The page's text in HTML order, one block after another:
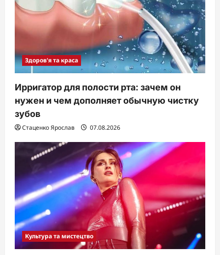
Здоров'я та краса
Ирригатор для полости рта: зачем он
нужен и чем дополняет обычную чистку
зубов
Стаценко Ярослав 07.08.2026
Культура та мистецтво